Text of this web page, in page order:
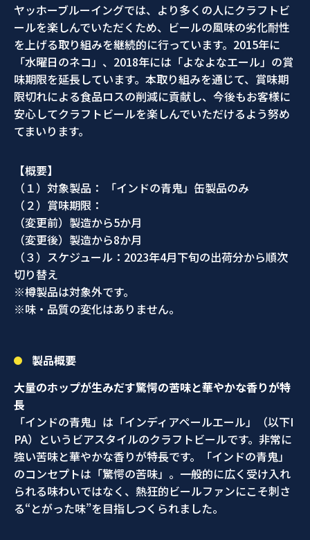
ヤッホーブルーイングでは、より多くの人にクラフトビ
ールを楽しんでいただくため、ビールの風味の劣化耐性
を上げる取り組みを継続的に行っています。2015年に
「水曜日のネコ」、2018年には「よなよなエール」の賞
味期限を延長しています。本取り組みを通じて、賞味期
限切れによる食品ロスの削減に貢献し、今後もお客様に
安心してクラフトビールを楽しんでいただけるよう努め
てまいります。
【概要】
（１）対象製品： 「インドの青鬼」缶製品のみ
（２）賞味期限：
（変更前）製造から5か月
（変更後）製造から8か月
（３）スケジュール：2023年4月下旬の出荷分から順次
切り替え
※樽製品は対象外です。
※味・品質の変化はありません。
製品概要
大量のホップが生みだす驚愕の苦味と華やかな香りが特
長
「インドの青鬼」は「インディアペールエール」（以下I
PA）というビアスタイルのクラフトビールです。非常に
強い苦味と華やかな香りが特長です。「インドの青鬼」
のコンセプトは「驚愕の苦味」。一般的に広く受け入れ
られる味わいではなく、熱狂的ビールファンにこそ刺さ
る“とがった味”を目指しつくられました。